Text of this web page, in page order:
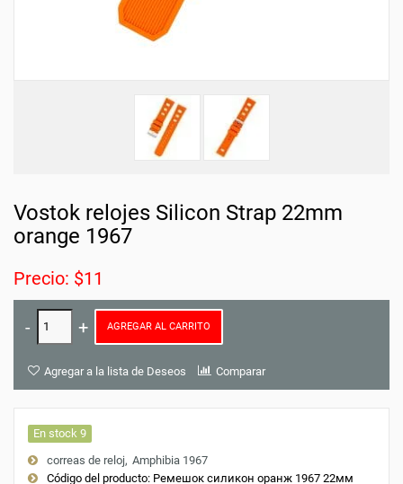
Vostok relojes Silicon Strap 22mm
orange 1967
Precio: $11
AGREGAR AL CARRITO
Agregar a la lista de Deseos Comparar
En stock 9
correas de reloj Amphibia 1967
Código del producto: Ремешок силикон оранж 1967 22мм